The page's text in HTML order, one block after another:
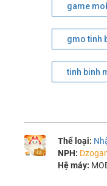
game
gmo tinh
tinh binh
Thể loại:
NPH:
Hệ máy: